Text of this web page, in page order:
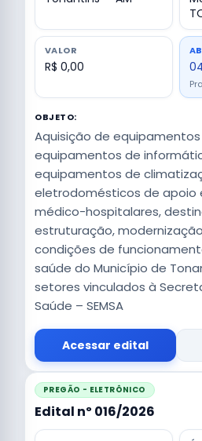
VALOR
R$ 0,00
OBJETO:
Aquisição de
equipamentos de
equipamentos de
eletrodomésticos de apoio
médico-hospitalares,
estruturação,
condições de
saúde do Município de
setores vinculados à
Saúde – SEMSA
Acessar edital
PREGÃO - ELETRÔNICO
Edital nº 016/2026